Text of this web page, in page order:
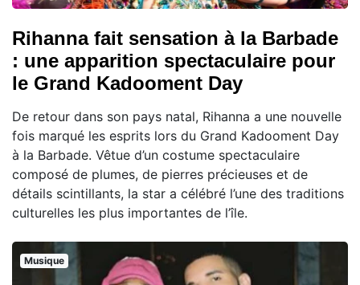
Rihanna fait sensation à la Barbade
: une apparition spectaculaire pour
le Grand Kadooment Day
De retour dans son pays natal, Rihanna a une nouvelle
fois marqué les esprits lors du Grand Kadooment Day
à la Barbade. Vêtue d’un costume spectaculaire
composé de plumes, de pierres précieuses et de
détails scintillants, la star a célébré l’une des traditions
culturelles les plus importantes de l’île.
Musique